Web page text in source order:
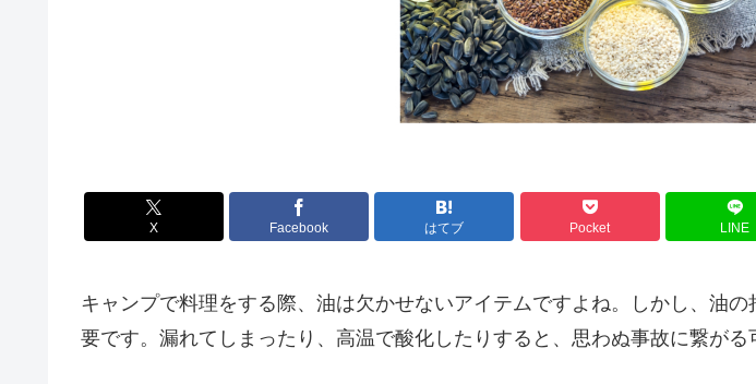
X Facebook はてブ Pocket LINE
キャンプで料理をする際、油は欠かせないアイテムですよね。しかし、油
要です。漏れてしまったり、高温で酸化したりすると、思わぬ事故に繋がる